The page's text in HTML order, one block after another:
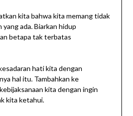
kita bahwa kita memang tidak
yang ada. Biarkan hidup
betapa tak terbatas
hati kita dengan
hal itu. Tambahkan ke
kita dengan ingin
kita ketahui.